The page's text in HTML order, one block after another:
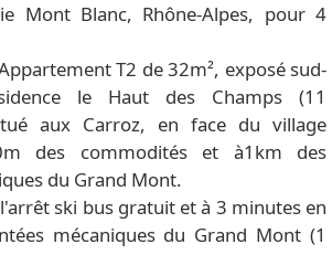
Mont Blanc, Rhône-Alpes, pour 4
T2 de 32m², exposé sud-
le Haut des Champs (11
aux Carroz, en face du village
des commodités et à1km des
du Grand Mont.
ski bus gratuit et à 3 minutes en
mécaniques du Grand Mont (1